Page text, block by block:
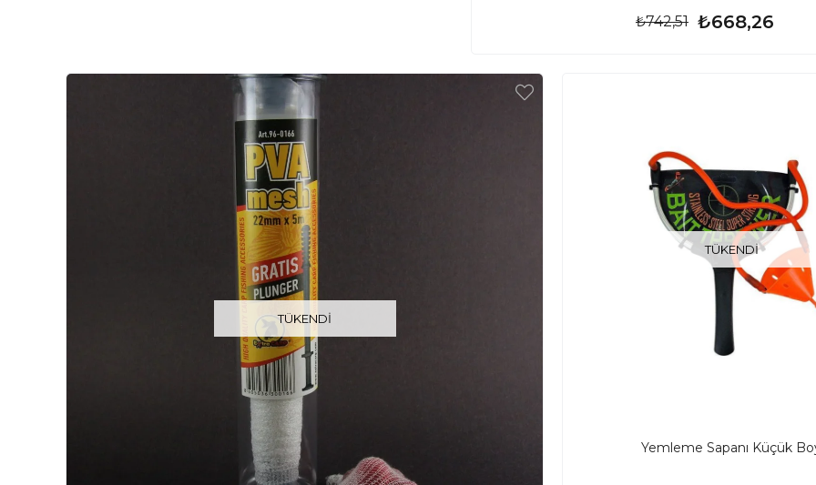
₺668,26
₺742,51
TÜKENDI
TÜKENDI
Yemleme Sapanı Küçük